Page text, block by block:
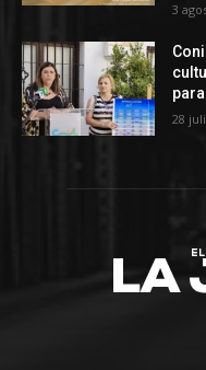
3
28